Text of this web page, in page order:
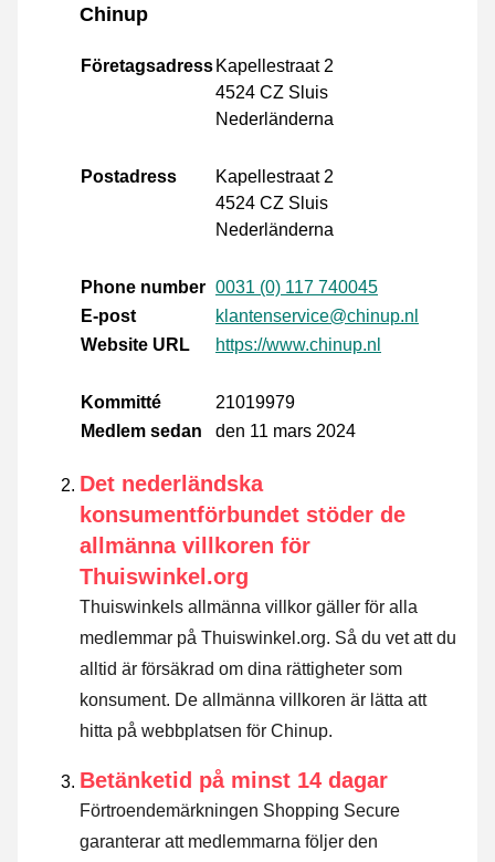
Chinup
Företagsadress Kapellestraat 2
4524 CZ Sluis
Nederländerna
Postadress
Kapellestraat 2
4524 CZ Sluis
Nederländerna
Phone number 0031 (0) 117 740045
E-post
klantenservice@chinup.nl
Website URL
https://www.chinup.nl
Kommitté
21019979
Medlem sedan
den 11 mars 2024
Det nederländska
konsumentförbundet stöder de
allmänna villkoren för
Thuiswinkel.org
Thuiswinkels allmänna villkor gäller för alla
medlemmar på Thuiswinkel.org. Så du vet att du
alltid är försäkrad om dina rättigheter som
konsument. De allmänna villkoren är lätta att
hitta på webbplatsen för Chinup.
Betänketid på minst 14 dagar
Förtroendemärkningen Shopping Secure
garanterar att medlemmarna följer den